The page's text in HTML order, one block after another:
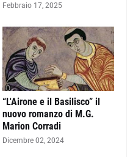
Febbraio 17, 2025
“L'Airone e il Basilisco” il
nuovo romanzo di M.G.
Marion Corradi
Dicembre 02, 2024